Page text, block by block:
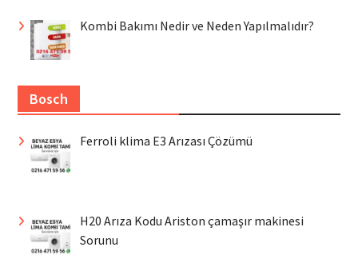
Kombi Bakımı Nedir ve Neden Yapılmalıdır?
Bosch
Ferroli klima E3 Arızası Çözümü
H20 Arıza Kodu Ariston çamaşır makinesi
Sorunu